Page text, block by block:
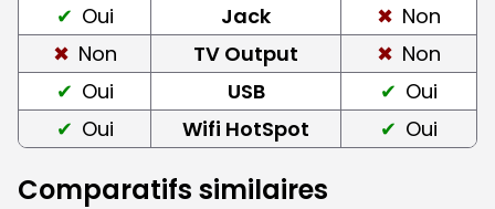
Oui
Jack
Non
Non
TV Output
Non
Oui
USB
Oui
Oui
Wifi HotSpot Oui
Comparatifs similaires